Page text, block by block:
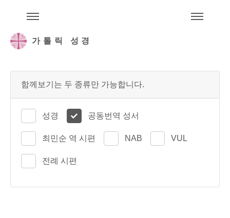
가톨릭 성경
함께보기는 두 종류만 가능합니다.
성경 공동번역 성서
최민순 역 시편 NAB VUL
전례 시편